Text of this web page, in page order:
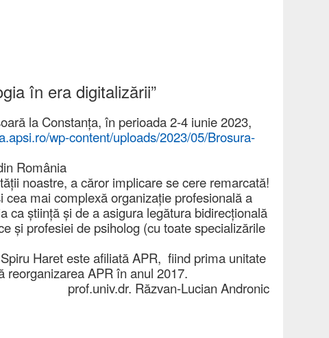
în era digitalizării”
la Constanța, în perioada 2-4 iunie 2023,
wp-content/uploads/2023/05/Brosura-
România
noastre, a căror implicare se cere remarcată!
mai complexă organizaţie profesională a
ca ştiinţă şi de a asigura legătura bidirecţională
şi profesiei de psiholog (cu toate specializările
Haret este afiliată APR, fiind prima unitate
reorganizarea APR în anul 2017.
prof.univ.dr. Răzvan-Lucian Andronic